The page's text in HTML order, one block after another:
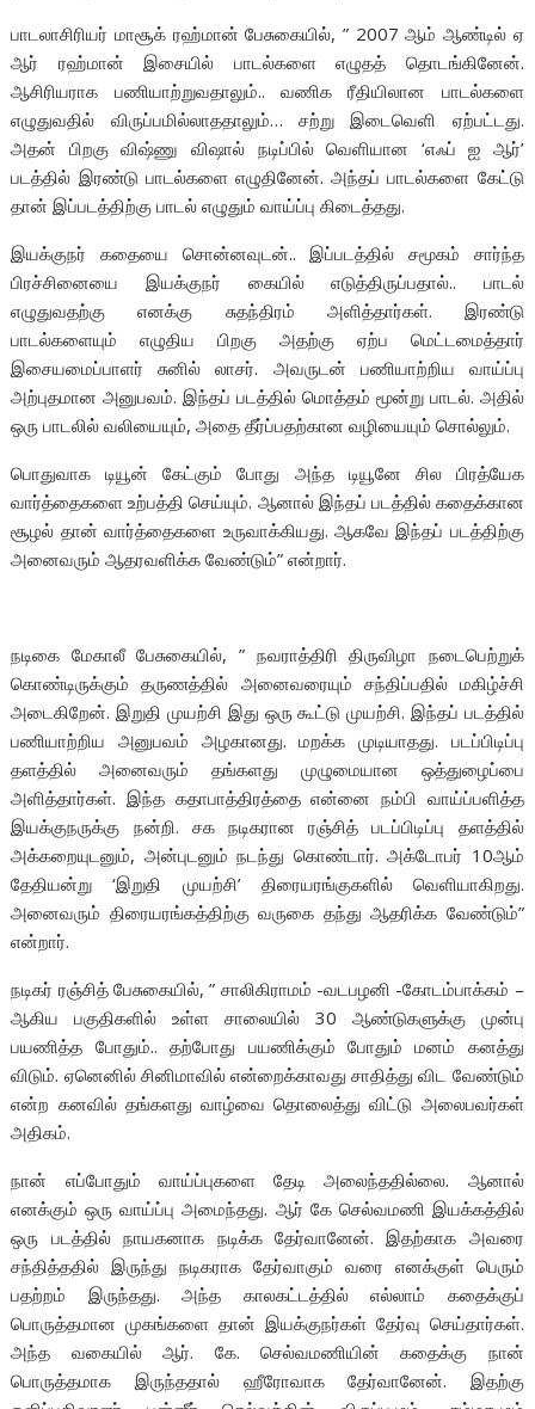
பாடலாசிரியர் மாசூக் ரஹ்மான் பேசுகையில், ” 2007 ஆம் ஆண்டில் ஏ
ஆர் ரஹ்மான் இசையில் பாடல்களை எழுதத் தொடங்கினேன்.
ஆசிரியராக பணியாற்றுவதாலும்.. வணிக ரீதியிலான பாடல்களை
எழுதுவதில் விருப்பமில்லாததாலும்… சற்று இடைவெளி ஏற்பட்டது.‌
அதன் பிறகு விஷ்ணு விஷால் நடிப்பில் வெளியான ‘எஃப் ஐ ஆர்’
படத்தில் இரண்டு பாடல்களை எழுதினேன். அந்தப் பாடல்களை கேட்டு
தான் இப்படத்திற்கு பாடல் எழுதும் வாய்ப்பு கிடைத்தது.
இயக்குநர் கதையை சொன்னவுடன்.. இப்படத்தில் சமூகம் சார்ந்த
பிரச்சினையை இயக்குநர் கையில் எடுத்திருப்பதால்.. பாடல்
எழுதுவதற்கு எனக்கு சுதந்திரம் அளித்தார்கள். இரண்டு
பாடல்களையும் எழுதிய பிறகு அதற்கு ஏற்ப மெட்டமைத்தார்
இசையமைப்பாளர் சுனில் லாசர். அவருடன் பணியாற்றிய வாய்ப்பு
அற்புதமான அனுபவம். இந்தப் படத்தில் மொத்தம் மூன்று பாடல். அதில்
ஒரு பாடலில் வலியையும், அதை தீர்ப்பதற்கான வழியையும் சொல்லும்.
பொதுவாக டியூன் கேட்கும் போது அந்த டியூனே சில பிரத்யேக
வார்த்தைகளை உற்பத்தி செய்யும். ஆனால் இந்தப் படத்தில் கதைக்கான
சூழல் தான் வார்த்தைகளை உருவாக்கியது. ஆகவே இந்தப் படத்திற்கு
அனைவரும் ஆதரவளிக்க வேண்டும்” என்றார்.
நடிகை மேகாலீ பேசுகையில், ” நவராத்திரி திருவிழா நடைபெற்றுக்
கொண்டிருக்கும் தருணத்தில் அனைவரையும் சந்திப்பதில் மகிழ்ச்சி
அடைகிறேன். இறுதி முயற்சி இது ஒரு கூட்டு முயற்சி. இந்தப் படத்தில்
பணியாற்றிய அனுபவம் அழகானது. மறக்க முடியாதது. படப்பிடிப்பு
தளத்தில் அனைவரும் தங்களது முழுமையான ஒத்துழைப்பை
அளித்தார்கள். இந்த கதாபாத்திரத்தை என்னை நம்பி வாய்ப்பளித்த
இயக்குநருக்கு நன்றி.‌ சக நடிகரான ரஞ்சித் படப்பிடிப்பு தளத்தில்
அக்கறையுடனும், அன்புடனும் நடந்து கொண்டார். அக்டோபர் 10ஆம்
தேதியன்று ‘இறுதி முயற்சி’ திரையரங்குகளில் வெளியாகிறது.
அனைவரும் திரையரங்கத்திற்கு வருகை தந்து ஆதரிக்க வேண்டும்”
என்றார்.
நடிகர் ரஞ்சித் பேசுகையில், ” சாலிகிராமம் -வடபழனி -கோடம்பாக்கம் –
ஆகிய பகுதிகளில் உள்ள சாலையில் 30 ஆண்டுகளுக்கு முன்பு
பயணித்த போதும்.. தற்போது பயணிக்கும் போதும் மனம் கனத்து
விடும். ஏனெனில் சினிமாவில் என்றைக்காவது சாதித்து விட வேண்டும்
என்ற கனவில் தங்களது வாழ்வை தொலைத்து விட்டு அலைபவர்கள்
அதிகம்.
நான் எப்போதும் வாய்ப்புகளை தேடி அலைந்ததில்லை. ஆனால்
எனக்கும் ஒரு வாய்ப்பு அமைந்தது. ஆர் கே செல்வமணி இயக்கத்தில்
ஒரு படத்தில் நாயகனாக நடிக்க தேர்வானேன். இதற்காக அவரை
சந்தித்ததில் இருந்து நடிகராக தேர்வாகும் வரை எனக்குள் பெரும்
பதற்றம் இருந்தது. அந்த காலகட்டத்தில் எல்லாம் கதைக்குப்
பொருத்தமான முகங்களை தான் இயக்குநர்கள் தேர்வு செய்தார்கள்.
அந்த வகையில் ஆர். கே. செல்வமணியின் கதைக்கு நான்
பொருத்தமாக இருந்ததால் ஹீரோவாக தேர்வானேன். இதற்கு